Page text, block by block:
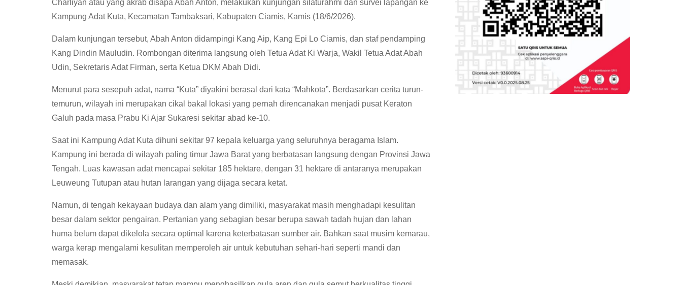
Charliyan atau yang akrab disapa Abah Anton, melakukan kunjungan silaturahmi dan survei lapangan ke
Kampung Adat Kuta, Kecamatan Tambaksari, Kabupaten Ciamis, Kamis (18/6/2026).
Dalam kunjungan tersebut, Abah Anton didampingi Kang Aip, Kang Epi Lo Ciamis, dan staf pendamping
Kang Dindin Mauludin. Rombongan diterima langsung oleh Tetua Adat Ki Warja, Wakil Tetua Adat Abah
Udin, Sekretaris Adat Firman, serta Ketua DKM Abah Didi.
Menurut para sesepuh adat, nama “Kuta” diyakini berasal dari kata “Mahkota”. Berdasarkan cerita turun-
temurun, wilayah ini merupakan cikal bakal lokasi yang pernah direncanakan menjadi pusat Keraton
Galuh pada masa Prabu Ki Ajar Sukaresi sekitar abad ke-10.
Saat ini Kampung Adat Kuta dihuni sekitar 97 kepala keluarga yang seluruhnya beragama Islam.
Kampung ini berada di wilayah paling timur Jawa Barat yang berbatasan langsung dengan Provinsi Jawa
Tengah. Luas kawasan adat mencapai sekitar 185 hektare, dengan 31 hektare di antaranya merupakan
Leuweung Tutupan atau hutan larangan yang dijaga secara ketat.
Namun, di tengah kekayaan budaya dan alam yang dimiliki, masyarakat masih menghadapi kesulitan
besar dalam sektor pengairan. Pertanian yang sebagian besar berupa sawah tadah hujan dan lahan
huma belum dapat dikelola secara optimal karena keterbatasan sumber air. Bahkan saat musim kemarau,
warga kerap mengalami kesulitan memperoleh air untuk kebutuhan sehari-hari seperti mandi dan
memasak.